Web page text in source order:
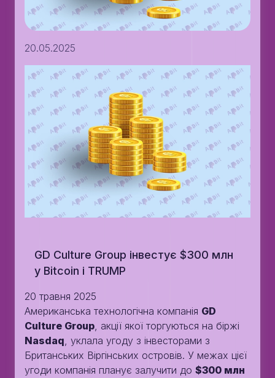
20.05.2025
GD Culture Group інвестує $300 млн
у Bitcoin і TRUMP
20 травня 2025
Американська технологічна компанія GD
Culture Group, акції якої торгуються на біржі
Nasdaq, уклала угоду з інвесторами з
Британських Віргінських островів. У межах цієї
угоди компанія планує залучити до $300 млн